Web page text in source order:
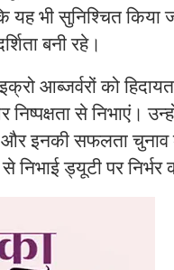
यह भी सुनिश्चित किया
बनी रहे।
आब्जर्वरों को
निष्पक्षता से निभाएं।
इनकी सफलता चुनाव
से निभाई ड्यूटी पर